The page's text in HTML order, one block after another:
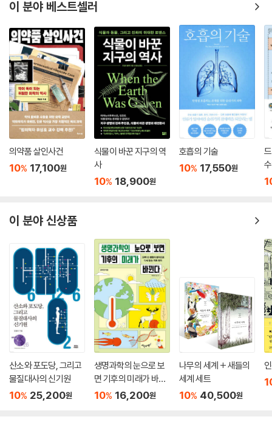
이 분야 베스트셀러
의약품 살인사건
10% 17,100원
식물이 바꾼 지구의 역
사
10% 18,900원
호흡의 기술
10% 17,550원
이 분야 신상품
산소와 포도당, 그리고
물질대사의 신기원
10% 25,200원
생명과학의 눈으로 보
면 기후의 미래가 바뀐
다
10% 16,200원
나무의 세계 + 새들의
세계 세트
10% 40,500원